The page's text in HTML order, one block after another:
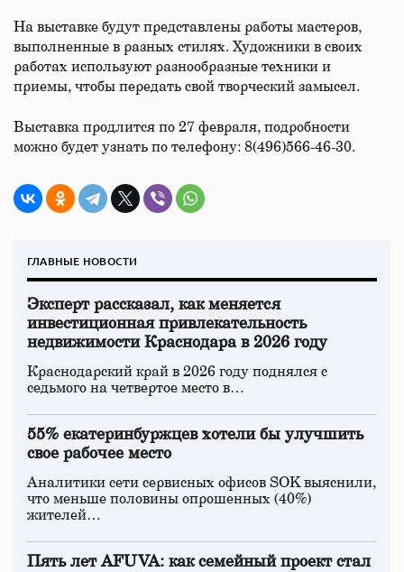
На выставке будут представлены работы мастеров,
выполненные в разных стилях. Художники в своих
работах используют разнообразные техники и
приемы, чтобы передать свой творческий замысел.
Выставка продлится по 27 февраля, подробности
можно будет узнать по телефону: 8(496)566-46-30.
ГЛАВНЫЕ НОВОСТИ
Эксперт рассказал, как меняется
инвестиционная привлекательность
недвижимости Краснодара в 2026 году
Краснодарский край в 2026 году поднялся с
седьмого на четвертое место в…
55% екатеринбуржцев хотели бы улучшить
свое рабочее место
Аналитики сети сервисных офисов SOK выяснили,
что меньше половины опрошенных (40%)
жителей…
Пять лет AFUVA: как семейный проект стал